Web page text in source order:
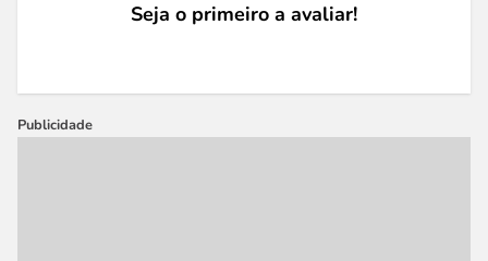
Seja o primeiro a avaliar!
Publicidade